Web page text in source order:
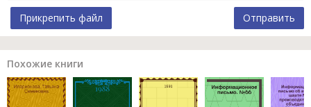
Прикрепить файл Отправить
Похожие книги